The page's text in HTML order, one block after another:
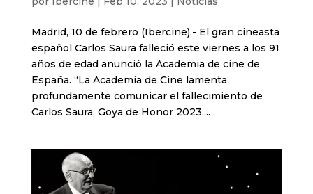
Madrid, 10 de febrero (Ibercine).- El gran cineasta
español Carlos Saura falleció este viernes a los 91
años de edad anunció la Academia de cine de
España. “La Academia de Cine lamenta
profundamente comunicar el fallecimiento de
Carlos Saura, Goya de Honor 2023....